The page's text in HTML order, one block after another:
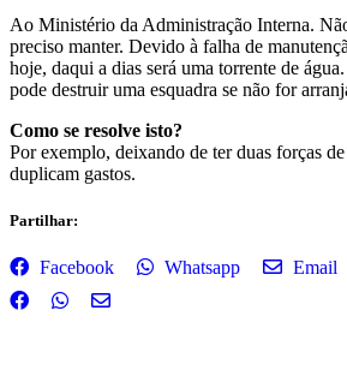
Ao Ministério da Administração Interna.
preciso manter. Devido à falha de
hoje, daqui a dias será uma torrente de
pode destruir uma esquadra se não for
Como se resolve isto?
Por exemplo, deixando de ter duas forças
duplicam gastos.
Partilhar:
Facebook Whatsapp Email